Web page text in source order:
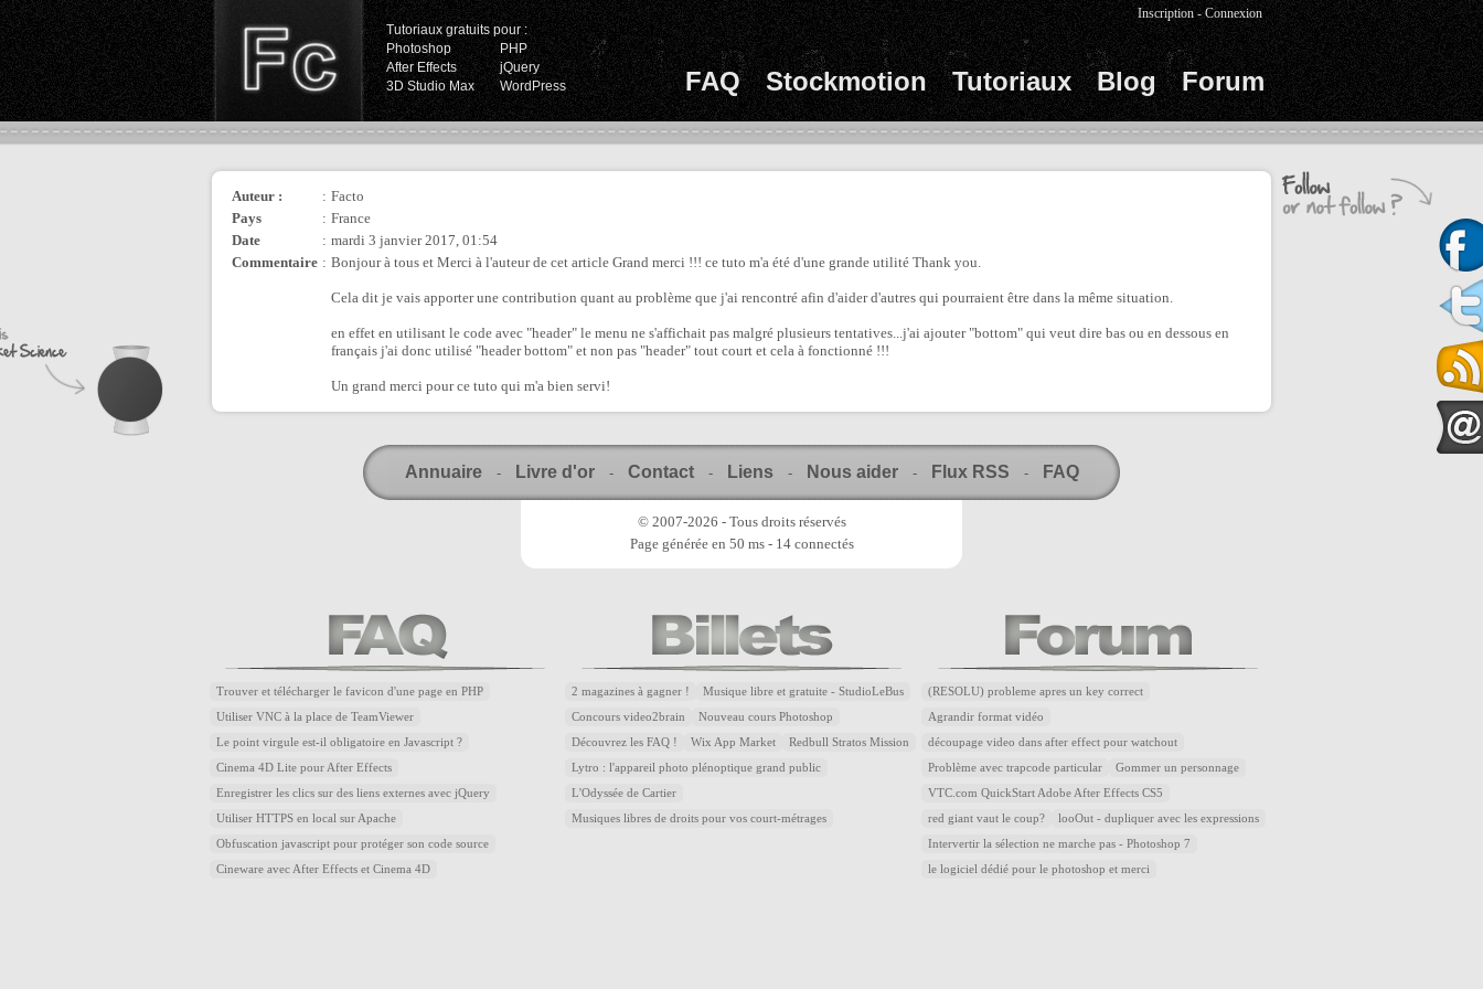
Tutoriaux gratuits pour :
Photoshop
PHP
After Effects
jQuery
3D Studio Max
WordPress FAQ Stockmotion Tutoriaux Blog Forum
Inscription -Connexion
Auteur : : Facto
Pays
: France
Date
: mardi 3 janvier 2017, 01:54
Commentaire : Bonjour à tous et Merci à l'auteur de cet article Grand merci !!! ce tuto m'a été d'une grande utilité Thank you.
Cela dit je vais apporter une contribution quant au problème que j'ai rencontré afin d'aider d'autres qui pourraient être dans la même situation.
en effet en utilisant le code avec "header" le menu ne s'affichait pas malgré plusieurs tentatives...j'ai ajouter "bottom" qui veut dire bas ou en dessous en
français j'ai donc utilisé "header bottom" et non pas "header" tout court et cela à fonctionné !!!
Un grand merci pour ce tuto qui m'a bien servi!
Annuaire - Livre d'or - Contact - Liens - Nous aider - Flux RSS - FAQ
© 2007-2026 - Tous droits réservés
Page générée en 50 ms - 14 connectés
Trouver et télécharger le favicon d'une page en PHP
Utiliser VNC à la place de TeamViewer
Le point virgule est-il obligatoire en Javascript ?
Cinema 4D Lite pour After Effects
Enregistrer les clics sur des liens externes avec jQuery
Utiliser HTTPS en local sur Apache
Obfuscation javascript pour protéger son code source
Cineware avec After Effects et Cinema 4D
2 magazines à gagner ! Musique libre et gratuite - StudioLeBus
Concours video2brain Nouveau cours Photoshop
Découvrez les FAQ ! Wix App Market Redbull Stratos Mission
Lytro : l'appareil photo plénoptique grand public
L'Odyssée de Cartier
Musiques libres de droits pour vos court-métrages
(RESOLU) probleme apres un key correct
Agrandir format vidéo
découpage video dans after effect pour watchout
Problème avec trapcode particular Gommer un personnage
VTC.com QuickStart Adobe After Effects CS5
red giant vaut le coup? looOut - dupliquer avec les expressions
Intervertir la sélection ne marche pas - Photoshop 7
le logiciel dédié pour le photoshop et merci